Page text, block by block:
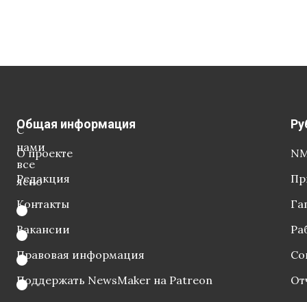
С
нами
все
ясно
Общая информация
О проекте
Редакция
Контакты
Вакансии
Правовая информация
Поддержать NewsMaker на Patreon